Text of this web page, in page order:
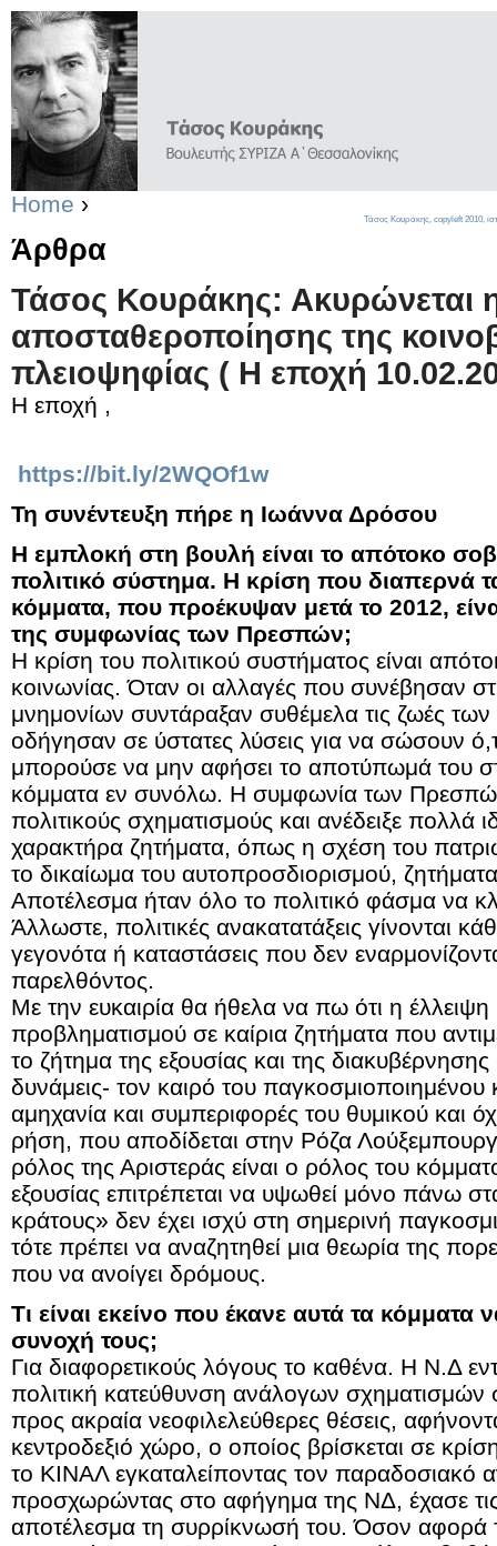
Home ›
Άρθρα
Τάσος Κουράκης: Ακυρώνεται
αποσταθεροποίησης της
πλειοψηφίας ( Η εποχή
Η εποχή ,
https://bit.ly/2WQOf1w
Τη συνέντευξη πήρε η Ιωάννα Δρόσου
Η εμπλοκή στη βουλή είναι το απότοκο
πολιτικό σύστημα. Η κρίση που διαπερνά
κόμματα, που προέκυψαν μετά το 2012,
της συμφωνίας των Πρεσπών;
Η κρίση του πολιτικού συστήματος είναι
κοινωνίας. Όταν οι αλλαγές που συνέβησαν
μνημονίων συντάραξαν συθέμελα τις ζωές
οδήγησαν σε ύστατες λύσεις για να σώσουν
μπορούσε να μην αφήσει το αποτύπωμά του
κόμματα εν συνόλω. Η συμφωνία των
πολιτικούς σχηματισμούς και ανέδειξε πολλά
χαρακτήρα ζητήματα, όπως η σχέση του
το δικαίωμα του αυτοπροσδιορισμού,
Αποτέλεσμα ήταν όλο το πολιτικό φάσμα να
Άλλωστε, πολιτικές ανακατατάξεις γίνονται
γεγονότα ή καταστάσεις που δεν
παρελθόντος.
Με την ευκαιρία θα ήθελα να πω ότι η έλλειψη
προβληματισμού σε καίρια ζητήματα που
το ζήτημα της εξουσίας και της διακυβέρνησης
δυνάμεις- τον καιρό του παγκοσμιοποιημένου
αμηχανία και συμπεριφορές του θυμικού και
ρήση, που αποδίδεται στην Ρόζα
ρόλος της Αριστεράς είναι ο ρόλος του
εξουσίας επιτρέπεται να υψωθεί μόνο πάνω
κράτους» δεν έχει ισχύ στη σημερινή
τότε πρέπει να αναζητηθεί μια θεωρία της
που να ανοίγει δρόμους.
Τι είναι εκείνο που έκανε αυτά τα κόμματα
συνοχή τους;
Για διαφορετικούς λόγους το καθένα. Η Ν.Δ
πολιτική κατεύθυνση ανάλογων
προς ακραία νεοφιλελεύθερες θέσεις,
κεντροδεξιό χώρο, ο οποίος βρίσκεται σε
το ΚΙΝΑΛ εγκαταλείποντας τον παραδοσιακό
προσχωρώντας στο αφήγημα της ΝΔ, έχασε τις
αποτέλεσμα τη συρρίκνωσή του. Όσον
Τάσος Κουράκης, copyleft 2010,